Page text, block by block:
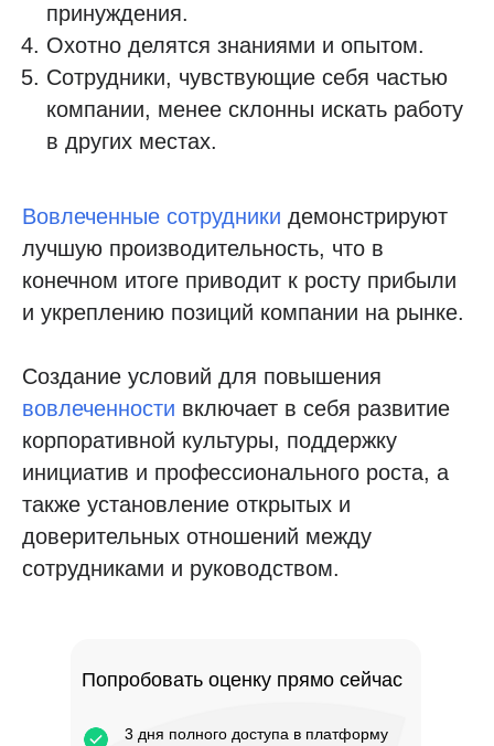
принуждения.
Охотно делятся знаниями и опытом.
Сотрудники, чувствующие себя частью
компании, менее склонны искать работу
в других местах.
Вовлеченные сотрудники демонстрируют
лучшую производительность, что в
конечном итоге приводит к росту прибыли
и укреплению позиций компании на рынке.
Создание условий для повышения
вовлеченности включает в себя развитие
корпоративной культуры, поддержку
инициатив и профессионального роста, а
также установление открытых и
доверительных отношений между
сотрудниками и руководством.
Попробовать оценку прямо сейчас
3 дня полного доступа в платформу